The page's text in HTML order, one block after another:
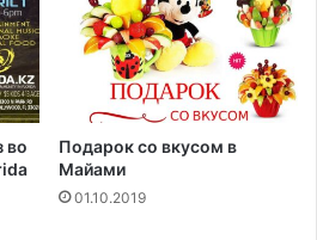
во
Подарок со вкусом в
Майами
01.10.2019